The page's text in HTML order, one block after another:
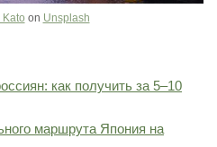
Kato on Unsplash
как получить за 5–10
маршрута Япония на